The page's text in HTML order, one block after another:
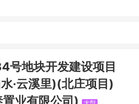
地块开发建设项目
·云溪里)(北庄项目)
业有限公司)